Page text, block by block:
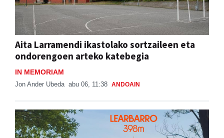
Aita Larramendi ikastolako sortzaileen eta
ondorengoen arteko katebegia
IN MEMORIAM
Jon Ander Ubeda abu 06, 11:38 ANDOAIN